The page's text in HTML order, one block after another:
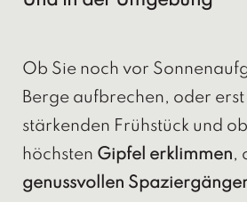
Ob Sie noch vor
Berge aufbrechen, oder
stärkenden Frühstück und
höchsten Gipfel erklimmen,
genussvollen